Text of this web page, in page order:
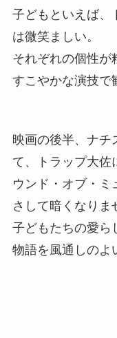
子どもといえば、
は微笑ましい。
それぞれの個性が
すこやかな演技で
映画の後半、ナチ
て、トラップ大佐
ウンド・オブ・
さして暗くなりま
子どもたちの愛ら
物語を風通しのよ